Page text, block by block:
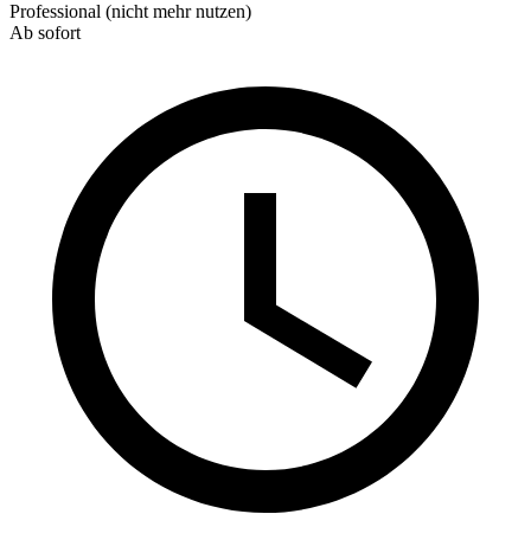
Professional (nicht mehr nutzen)
Ab sofort